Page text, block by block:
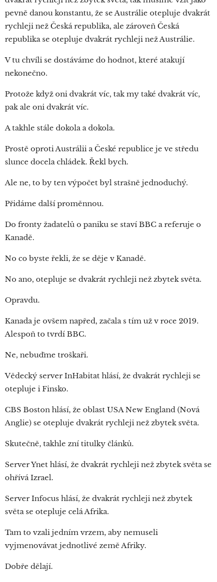
pevně danou konstantu, že se Austrálie otepluje dvakrát
rychleji než Česká republika, ale zároveň Česká
republika se otepluje dvakrát rychleji než Austrálie.
V tu chvíli se dostáváme do hodnot, které atakují
nekonečno.
Protože když oni dvakrát víc, tak my také dvakrát víc,
pak ale oni dvakrát víc.
A takhle stále dokola a dokola.
Prostě oproti Austrálii a České republice je ve středu
slunce docela chládek. Řekl bych.
Ale ne, to by ten výpočet byl strašně jednoduchý.
Přidáme další proměnnou.
Do fronty žadatelů o paniku se staví BBC a referuje o
Kanadě.
No co byste řekli, že se děje v Kanadě.
No ano, otepluje se dvakrát rychleji než zbytek světa.
Opravdu.
Kanada je ovšem napřed, začala s tím už v roce 2019.
Alespoň to tvrdí BBC.
Ne, nebuďme troškaři.
Vědecký server InHabitat hlásí, že dvakrát rychleji se
otepluje i Finsko.
CBS Boston hlásí, že oblast USA New England (Nová
Anglie) se otepluje dvakrát rychleji než zbytek světa.
Skutečně, takhle zní titulky článků.
Server Ynet hlásí, že dvakrát rychleji než zbytek světa se
ohřívá Izrael.
Server Infocus hlásí, že dvakrát rychleji než zbytek
světa se otepluje celá Afrika.
Tam to vzali jedním vrzem, aby nemuseli
vyjmenovávat jednotlivé země Afriky.
Dobře dělají.